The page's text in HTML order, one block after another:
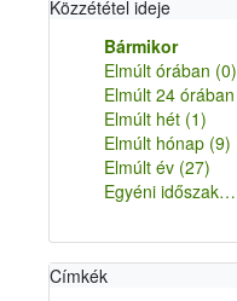
Közzététel ideje
Bármikor
Elmúlt órában (0)
Elmúlt 24 órában
Elmúlt hét (1)
Elmúlt hónap (9)
Elmúlt év (27)
Egyéni időszak…
Címkék